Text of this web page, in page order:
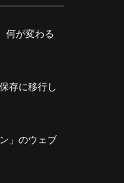
何が変わる
存に移行し
」のウェブ